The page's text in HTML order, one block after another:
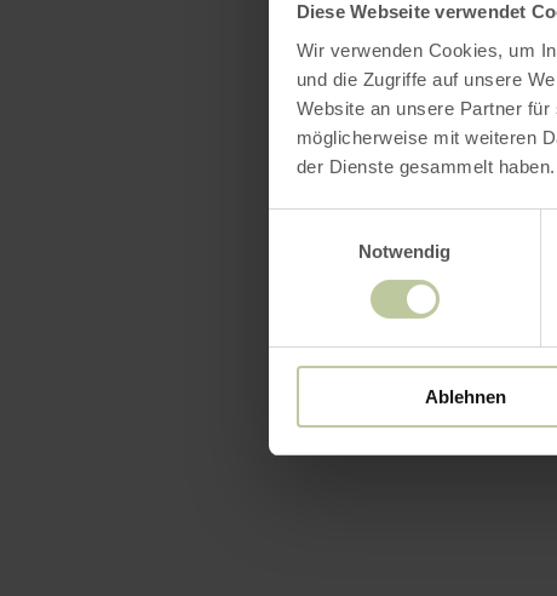
Diese Webseite verwendet
Wir verwenden Cookies, um
und die Zugriffe auf unsere
Website an unsere Partner
möglicherweise mit weiteren
der Dienste gesammelt haben.
Notwendig
Ablehnen